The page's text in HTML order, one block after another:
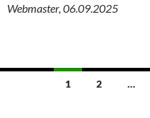
Webmaster, 06.09.2025
Navigation
1 2 …